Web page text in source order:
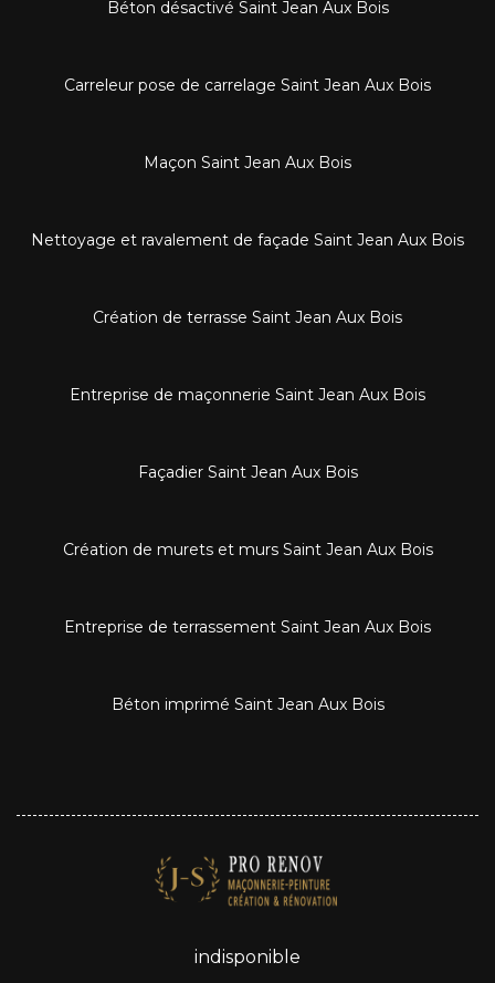
Béton désactivé Saint Jean Aux Bois
Carreleur pose de carrelage Saint Jean Aux Bois
Maçon Saint Jean Aux Bois
Nettoyage et ravalement de façade Saint Jean Aux Bois
Création de terrasse Saint Jean Aux Bois
Entreprise de maçonnerie Saint Jean Aux Bois
Façadier Saint Jean Aux Bois
Création de murets et murs Saint Jean Aux Bois
Entreprise de terrassement Saint Jean Aux Bois
Béton imprimé Saint Jean Aux Bois
indisponible